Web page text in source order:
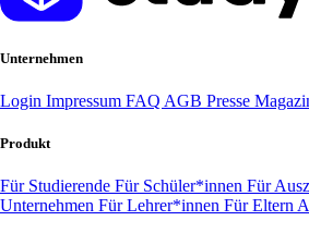
Unternehmen
Login Impressum FAQ AGB Presse
Produkt
Für Studierende Für Schüler*innen Für
Unternehmen Für Lehrer*innen Für Eltern